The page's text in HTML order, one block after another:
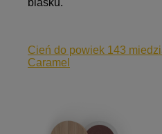
blasku.
Cień do powiek 143
Caramel